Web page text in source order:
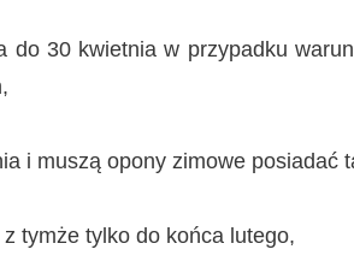
do 30 kwietnia w przypadku
i muszą opony zimowe posiadać
tymże tylko do końca lutego,